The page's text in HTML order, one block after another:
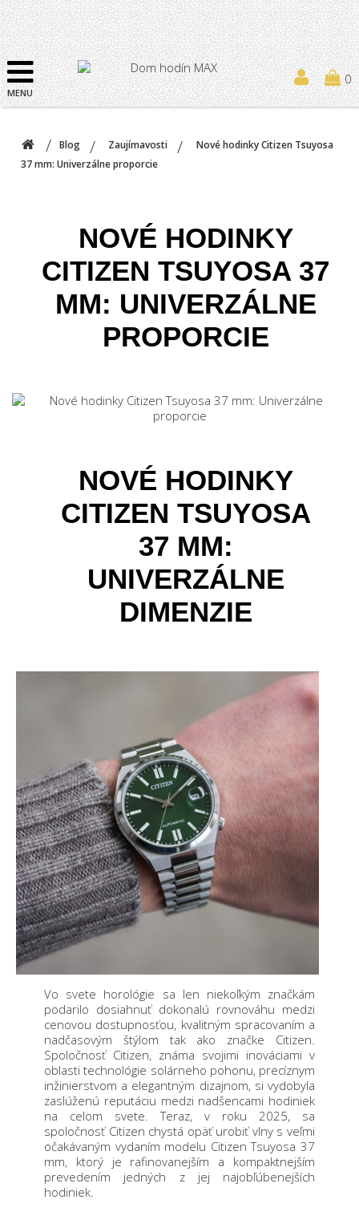
MENU
0
Blog Zaujímavosti
Nové hodinky Citizen Tsuyosa
37 mm: Univerzálne proporcie
NOVÉ HODINKY
CITIZEN TSUYOSA 37
MM: UNIVERZÁLNE
PROPORCIE
NOVÉ HODINKY
CITIZEN TSUYOSA
37 MM:
UNIVERZÁLNE
DIMENZIE
Vo svete horológie sa len niekoľkým značkám
podarilo dosiahnuť dokonalú rovnováhu medzi
cenovou dostupnosťou, kvalitným spracovaním a
nadčasovým štýlom tak ako značke Citizen.
Spoločnosť Citizen, známa svojimi inováciami v
oblasti technológie solárneho pohonu, precíznym
inžinierstvom a elegantným dizajnom, si vydobyla
zaslúženú reputáciu medzi nadšencami hodiniek
na celom svete. Teraz, v roku 2025, sa
spoločnosť Citizen chystá opäť urobiť vlny s veľmi
očakávaným vydaním modelu Citizen Tsuyosa 37
mm, ktorý je rafinovanejším a kompaktnejším
prevedením jedných z jej najobľúbenejších
hodiniek.